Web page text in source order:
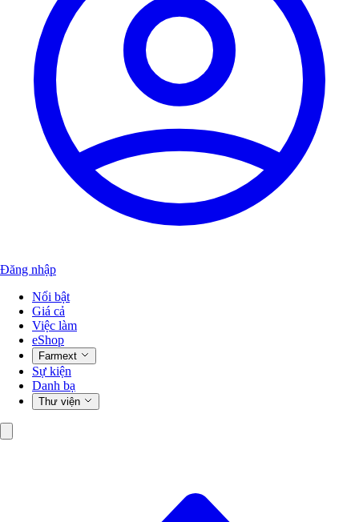
Đăng nhập
Nổi bật
Giá cả
Việc làm
eShop
Farmext
Sự kiện
Danh bạ
Thư viện